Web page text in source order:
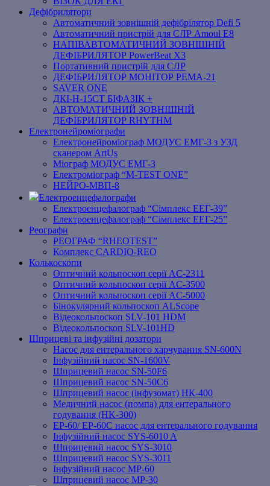
Дефібрилятори
Автоматичний зовнішній дефібрілятор Defi 5
Автоматичний пристрій для СЛР Amoul E8
НАПІВАВТОМАТИЧНИЙ ЗОВНІШНІЙ
ДЕФІБРИЛЯТОР PowerBeat X3
Портативний пристрій для СЛР
ДЕФІБРИЛЯТОР МОНІТОР РЕМА-21
SAVER ONE
ДКІ-Н-15СТ БІФАЗІК +
АВТОМАТИЧНИЙ ЗОВНІШНІЙ
ДЕФІБРИЛЯТОР RHYTHM
Електронейроміографи
Електронейроміограф МОДУС ЕМГ-3 з УЗД
сканером ArtUs
Міограф МОДУС ЕМГ-3
Електроміограф “M-TEST ONE”
НЕЙРО-МВП-8
Електроенцефалографи
Електроенцефалограф “Сімплекс ЕЕГ-39”
Електроенцефалограф “Сімплекс ЕЕГ-25”
Реографи
РЕОГРАФ “RHEOTEST”
Комплекс CARDIO-REO
Колькоскопи
Оптичний кольпоскоп серії AC-2311
Оптичний кольпоскоп серії AC-3500
Оптичний кольпоскоп серії AC-5000
Бінокулярний кольпоскоп ALScope
Відеокольпоскоп SLV-101 HDM
Відеокольпоскоп SLV-101HD
Шприцеві та інфузійні дозатори
Насос для ентерального харчування SN-600N
Інфузійний насос SN-1600V
Шприцевий насос SN-50F6
Шприцевий насос SN-50C6
Шприцевий насос (інфузомат) НК-400
Медичний насос (помпа) для ентерального
годування (HK-300)
EP-60/ EP-60C насос для ентерального годування
Інфузійний насос SYS-6010 A
Шприцевий насос SYS-3010
Шприцевий насос SYS-3011
Інфузійний насос MP-60
Шприцевий насос MP-30